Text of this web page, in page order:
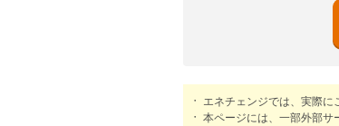
エネチェンジでは、実際に
本ページには、一部外部サ